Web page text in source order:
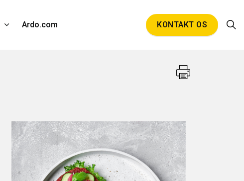
Ardo.com KONTAKT OS